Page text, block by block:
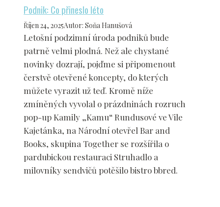
Podnik: Co přineslo léto
Říjen 24, 2025Autor: Soňa Hanušová
Letošní podzimní úroda podniků bude
patrně velmi plodná. Než ale chystané
novinky dozrají, pojďme si připomenout
čerstvě otevřené koncepty, do kterých
můžete vyrazit už teď. Kromě níže
zmíněných vyvolal o prázdninách rozruch
pop-up Kamily „Kamu“ Rundusové ve Vile
Kajetánka, na Národní otevřel Bar and
Books, skupina Together se rozšířila o
pardubickou restauraci Struhadlo a
milovníky sendvičů potěšilo bistro bbred.